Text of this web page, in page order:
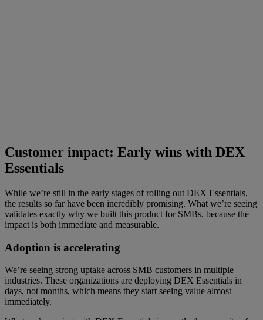
Customer impact: Early wins with DEX
Essentials
While we’re still in the early stages of rolling out DEX Essentials,
the results so far have been incredibly promising. What we’re seeing
validates exactly why we built this product for SMBs, because the
impact is both immediate and measurable.
Adoption is accelerating
We’re seeing strong uptake across SMB customers in multiple
industries. These organizations are deploying DEX Essentials in
days, not months, which means they start seeing value almost
immediately.